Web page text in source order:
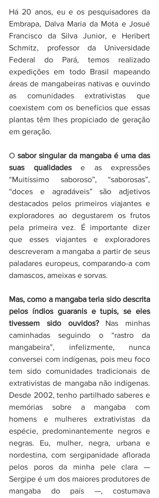
Há 20 anos, eu e os pesquisadores da
Embrapa, Dalva Maria da Mota e Josué
Francisco da Silva Junior, e Heribert
Schmitz, professor da Universidade
Federal do Pará, temos realizado
expedições em todo Brasil mapeando
áreas de mangabeiras nativas e ouvindo
as comunidades extrativistas que
coexistem com os benefícios que essas
plantas têm lhes propiciado de geração
em geração.
O sabor singular da mangaba é uma das
suas qualidades e as expressões
“Muitíssimo saboroso”, “saborosas”,
“doces e agradáveis” são adjetivos
destacados pelos primeiros viajantes e
exploradores ao degustarem os frutos
pela primeira vez. É importante dizer
que esses viajantes e exploradores
descreveram a mangaba a partir de seus
paladares europeus, comparando-a com
damascos, ameixas e sorvas.
Mas, como a mangaba teria sido descrita
pelos índios guaranis e tupis, se eles
tivessem sido ouvidos? Nas minhas
caminhadas seguindo o “rastro da
mangabeira”, infelizmente, nunca
conversei com indígenas, pois meu foco
tem sido comunidades tradicionais de
extrativistas de mangaba não indígenas.
Desde 2002, tenho partilhado saberes e
memórias sobre a mangaba com
homens e mulheres extrativistas da
espécie, predominantemente negros e
negras. Eu, mulher, negra, urbana e
nordestina, com sergipanidade aflorada
pelos poros da minha pele clara —
Sergipe é um dos maiores produtores de
mangaba do país —, costumava